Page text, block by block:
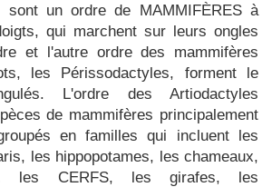
sont un ordre de MAMMIFÈRES à
qui marchent sur leurs ongles
et l'autre ordre des mammifères
les Périssodactyles, forment le
L'ordre des Artiodactyles
de mammifères principalement
en familles qui incluent les
les hippopotames, les chameaux,
les CERFS, les girafes, les